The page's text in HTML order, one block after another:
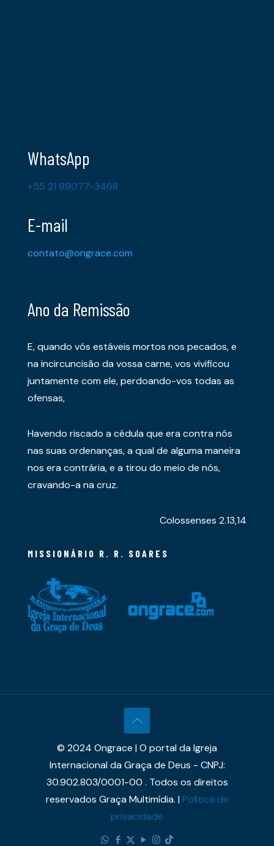
WhatsApp
+55 21 99077-3468
E-mail
contato@ongrace.com
Ano da Remissão
E, quando vós estáveis mortos nos pecados, e
na incircuncisão da vossa carne, vos vivificou
juntamente com ele, perdoando-vos todas as
ofensas,
Havendo riscado a cédula que era contra nós
nas suas ordenanças, a qual de alguma maneira
nos era contrária, e a tirou do meio de nós,
cravando-a na cruz.
Colossenses 2.13,14
MISSIONÁRIO R. R. SOARES
© 2024 Ongrace | O portal da Igreja
Internacional da Graça de Deus - CNPJ:
30.902.803/0001-00 . Todos os direitos
reservados Graça Multimídia. |Política de
privacidade